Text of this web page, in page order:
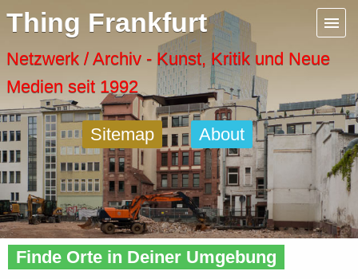
Thing Frankfurt
Netzwerk / Archiv - Kunst, Kritik und Neue
Medien seit 1992
Sitemap About
Home»Frankfurt» Diary
Finde Orte in Deiner Umgebung
Menu
Artspaces
Cool Places
Frankfurt Diary
Activity
Recent Posts